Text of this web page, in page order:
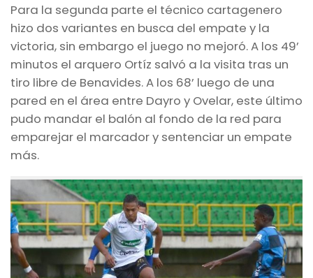
Para la segunda parte el técnico cartagenero
hizo dos variantes en busca del empate y la
victoria, sin embargo el juego no mejoró. A los 49’
minutos el arquero Ortíz salvó a la visita tras un
tiro libre de Benavides. A los 68’ luego de una
pared en el área entre Dayro y Ovelar, este último
pudo mandar el balón al fondo de la red para
emparejar el marcador y sentenciar un empate
más.